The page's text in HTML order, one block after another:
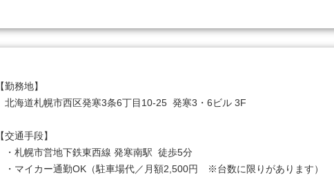
【勤務地】
北海道札幌市西区発寒3条6丁目10-25  発寒3・6ビル 3F
【交通手段】
・札幌市営地下鉄東西線 発寒南駅  徒歩5分
・マイカー通勤OK（駐車場代／月額2,500円　※台数に限りがあります）